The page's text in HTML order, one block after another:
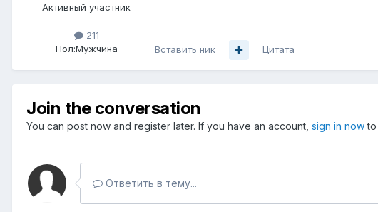
Активный участник
211
Пол:Мужчина Вставить ник Цитата
Join the conversation
You can post now and register later. If you have an account, sign in nowto
Ответить в тему...